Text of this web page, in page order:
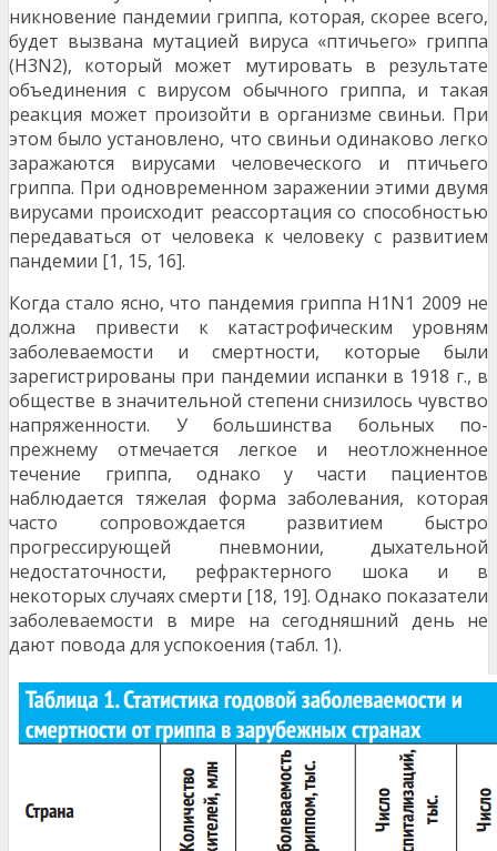
никновение пандемии гриппа, которая, скорее всего,
будет вызвана мутацией вируса «птичьего» гриппа
(H3N2), который может мутировать в результате
объединения с вирусом обычного гриппа, и такая
реакция может прои­зойти в организме свиньи. При
этом было установлено, что свиньи одинаково легко
заражаются вирусами чело­веческого и птичьего
гриппа. При одновременном зара­жении этими двумя
вирусами происходит реассортация со способностью
передаваться от человека к человеку с развитием
пандемии [1, 15, 16].
Когда стало ясно, что пандемия гриппа H1N1 2009 не
должна привести к катастрофическим уровням
заболева­емости и смертности, которые были
зарегистрированы при пандемии испанки в 1918 г., в
обществе в значитель­ной степени снизилось чувство
напряженности. У боль­шинства больных по-
прежнему отмечается легкое и неотложненное
течение гриппа, однако у части пациен­тов
наблюдается тяжелая форма заболевания, которая
часто сопровождается развитием быстро
прогрессирую­щей пневмонии, дыхательной
недостаточности, рефрак­терного шока и в
некоторых случаях смерти [18, 19]. Однако показатели
заболеваемости в мире на сегодняш­ний день не
дают повода для успокоения (табл. 1).